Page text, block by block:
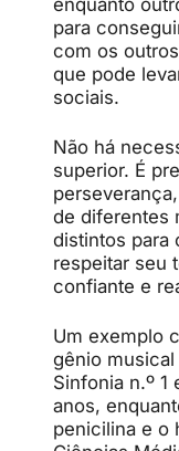
enquanto
para
com os
que pode
sociais.
Não há
superior. É
de diferentes
distintos para
respeitar seu
confiante e
Um exemplo
gênio
Sinfonia n.º 1
anos,
penicilina e o